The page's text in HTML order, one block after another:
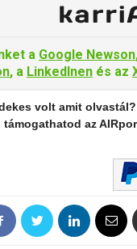
a Google Newson
, a LinkedInen és az
volt amit
támogathatod az